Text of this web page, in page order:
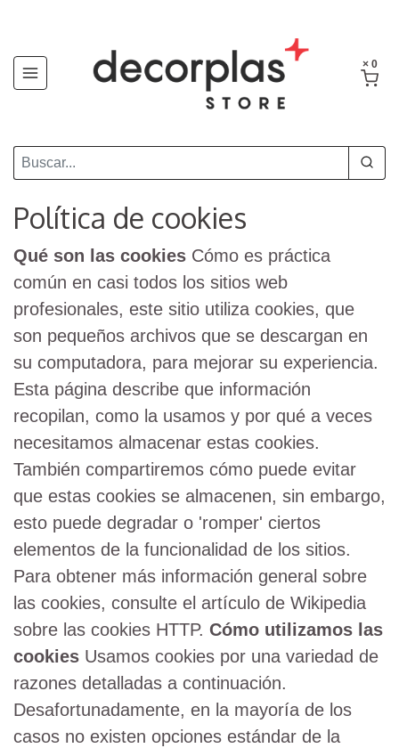
× 0
Política de cookies
Qué son las cookies Cómo es práctica
común en casi todos los sitios web
profesionales, este sitio utiliza cookies, que
son pequeños archivos que se descargan en
su computadora, para mejorar su experiencia.
Esta página describe que información
recopilan, como la usamos y por qué a veces
necesitamos almacenar estas cookies.
También compartiremos cómo puede evitar
que estas cookies se almacenen, sin embargo,
esto puede degradar o 'romper' ciertos
elementos de la funcionalidad de los sitios.
Para obtener más información general sobre
las cookies, consulte el artículo de Wikipedia
sobre las cookies HTTP. Cómo utilizamos las
cookies Usamos cookies por una variedad de
razones detalladas a continuación.
Desafortunadamente, en la mayoría de los
casos no existen opciones estándar de la